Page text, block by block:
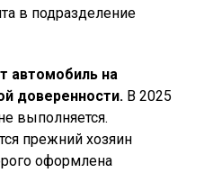
в подразделение
автомобиль на
доверенности. В 2025
выполняется.
прежний хозяин
оформлена